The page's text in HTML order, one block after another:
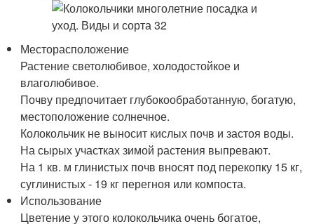
Месторасположение
Растение светолюбивое, холодостойкое и
влаголюбивое.
Почву предпочитает глубокообработанную, богатую,
местоположение солнечное.
Колокольчик не выносит кислых почв и застоя воды.
На сырых участках зимой растения выпревают.
На 1 кв. м глинистых почв вносят под перекопку 15 кг,
суглинистых - 19 кг перегноя или компоста.
Использование
Цветение у этого колокольчика очень богатое,